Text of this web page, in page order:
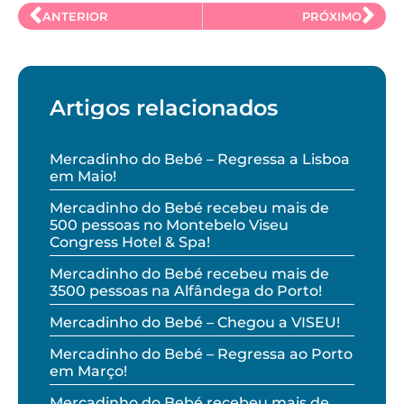
ANTERIOR PRÓXIMO
Artigos relacionados
Mercadinho do Bebé – Regressa a Lisboa
em Maio!
Mercadinho do Bebé recebeu mais de
500 pessoas no Montebelo Viseu
Congress Hotel & Spa!
Mercadinho do Bebé recebeu mais de
3500 pessoas na Alfândega do Porto!
Mercadinho do Bebé – Chegou a VISEU!
Mercadinho do Bebé – Regressa ao Porto
em Março!